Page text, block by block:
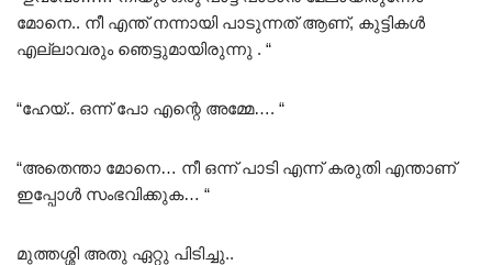
മോനെ.. നീ എന്ത് നന്നായി പാടുന്നത് ആണ്, കുട്ടികൾ
എല്ലാവരും ഞെട്ടുമായിരുന്നു . “
“ഹേയ്.. ഒന്ന് പോ എന്റെ അമ്മേ…. “
“അതെന്താ മോനെ… നീ ഒന്ന് പാടി എന്ന് കരുതി എന്താണ്
ഇപ്പോൾ സംഭവിക്കുക… “
മുത്തശ്ശി അതു ഏറ്റു പിടിച്ചു..